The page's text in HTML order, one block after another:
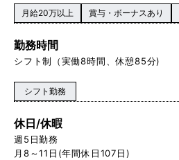
月給20万以上 賞与・ボーナスあり
勤務時間
シフト制（実働8時間、休憩85分)
シフト勤務
休日/休暇
週5日勤務
月8～11日(年間休日107日)